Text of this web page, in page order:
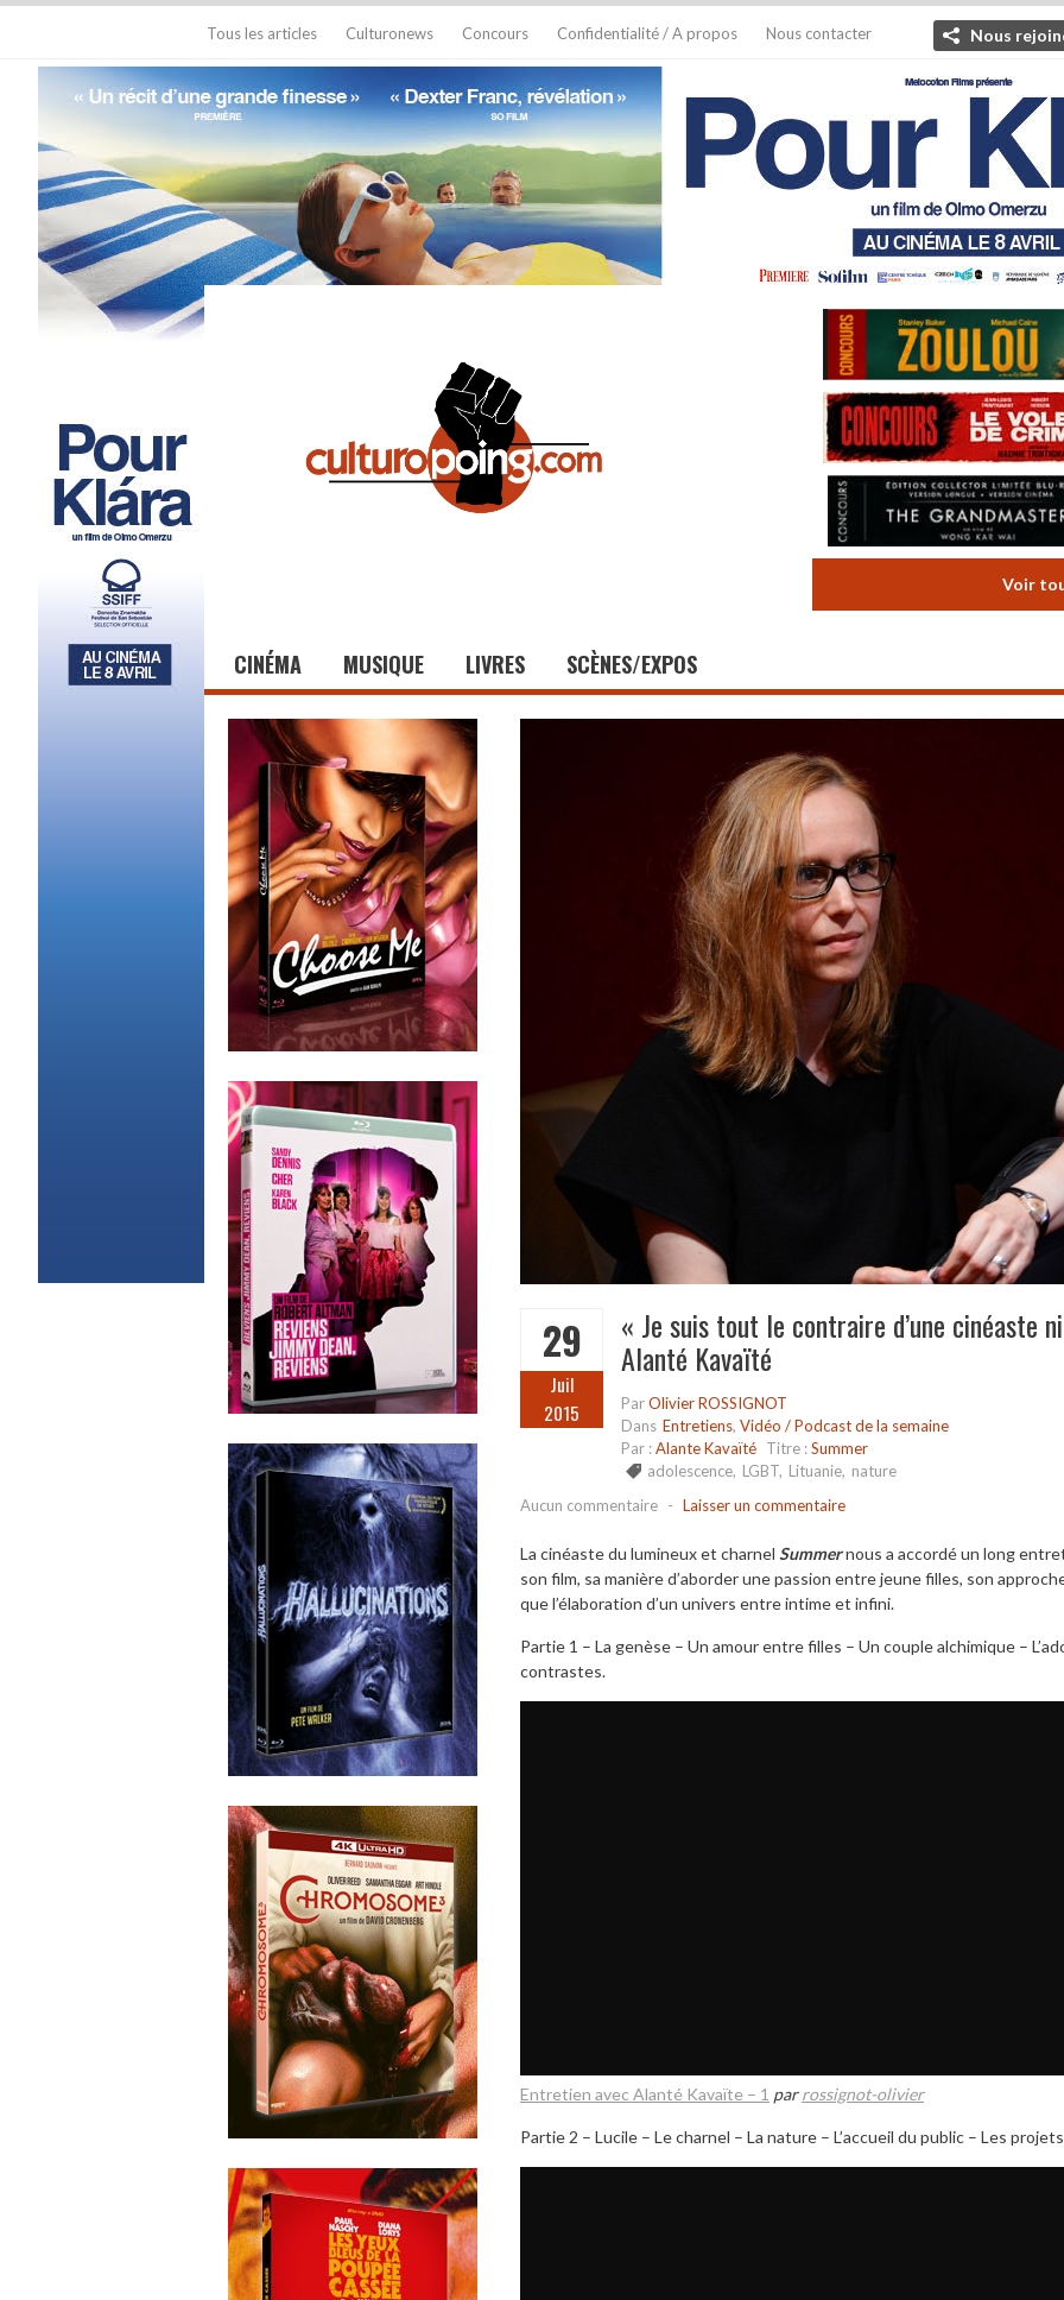
Tous les articles Culturonews Concours Confidentialité / A propos Nous contacter Nous
Voir
CINÉMA MUSIQUE LIVRES SCÈNES/EXPOS
29
Juil
2015
« Je suis tout le contraire d’une cinéaste
Alanté Kavaïté
ParOlivier ROSSIGNOT
Dans Entretiens, Vidéo / Podcast de la semaine
Par :Alante Kavaïté Titre :Summer
adolescence, LGBT, Lituanie, nature
Aucun commentaire - Laisser un commentaire
La cinéaste du lumineux et charnel Summernous a accordé un long
son film, sa manière d’aborder une passion entre jeune filles, son
que l’élaboration d’un univers entre intime et infini.
Partie 1 – La genèse – Un amour entre filles – Un couple alchimique –
contrastes.
Entretien avec Alanté Kavaïte – 1 parrossignot-olivier
Partie 2 – Lucile – Le charnel – La nature – L’accueil du public – Les